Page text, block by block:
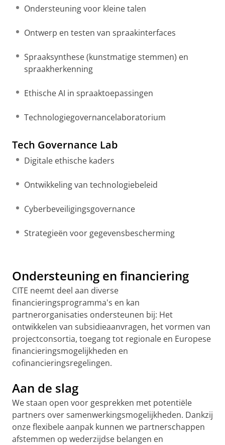
Ondersteuning voor kleine talen
Ontwerp en testen van spraakinterfaces
Spraaksynthese (kunstmatige stemmen) en
spraakherkenning
Ethische AI ​​in spraaktoepassingen
Technologiegovernancelaboratorium
Tech Governance Lab
Digitale ethische kaders
Ontwikkeling van technologiebeleid
Cyberbeveiligingsgovernance
Strategieën voor gegevensbescherming
Ondersteuning en financiering
CITE neemt deel aan diverse
financieringsprogramma's en kan
partnerorganisaties ondersteunen bij: Het
ontwikkelen van subsidieaanvragen, het vormen van
projectconsortia, toegang tot regionale en Europese
financieringsmogelijkheden en
cofinancieringsregelingen.
Aan de slag
We staan ​​open voor gesprekken met potentiële
partners over samenwerkingsmogelijkheden. Dankzij
onze flexibele aanpak kunnen we partnerschappen
afstemmen op wederzijdse belangen en